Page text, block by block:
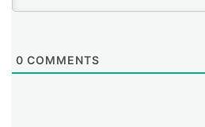
0 COMMENTS